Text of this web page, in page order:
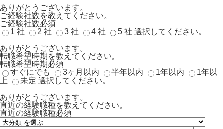
ありがとうございます。
ご経験社数を教えてください。
ご経験社数必須
1 社
2 社 3 社 4 社 5 社 選択してください。
ありがとうございます。
転職希望時期を教えてください。
転職希望時期必須
すぐにでも
3ヶ月以内 半年以内 1年以内
1年以
上
未定 選択してください。
ありがとうございます。
直近の経験職種を教えてください。
直近の経験職種必須